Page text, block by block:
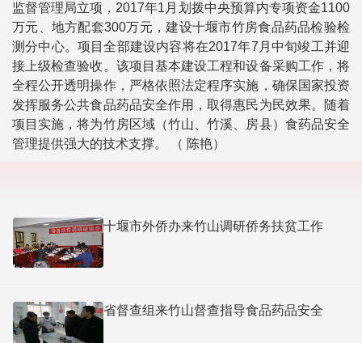
监督管理局立项，2017年1月划拨中央预算内专项资金1100
万元、地方配套300万元，建设十堰市竹房食品药品检验检
测分中心。项目全部建设内容将在2017年7月中旬竣工并迎
接上级检查验收。该项目基本建设工程和设备采购工作，将
全程公开透明操作，严格依照法定程序实施，确保国家投资
发挥服务公共食品药品安全作用，取得惠民为民效果。随着
项目实施，将为竹房区域（竹山、竹溪、房县）食药品安全
管理提供强大的技术支撑。 （ 陈艳）
十堰市外侨办来竹山调研侨务扶贫工作
省督查组来竹山督查指导食品药品安全